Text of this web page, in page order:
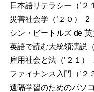
日本語リテラシー（’
災害社会学（’２０）
シン・ビートルズ de
英語で読む大統領演説
雇用社会と法（’２１
ファイナンス入門（’２
遠隔学習のためのパソ